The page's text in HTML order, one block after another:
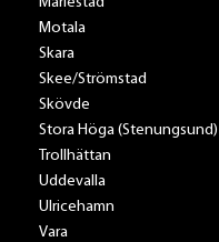
Motala
Skara
Skee/Strömstad
Skövde
Stora Höga (Stenungsund)
Trollhättan
Uddevalla
Ulricehamn
Vara